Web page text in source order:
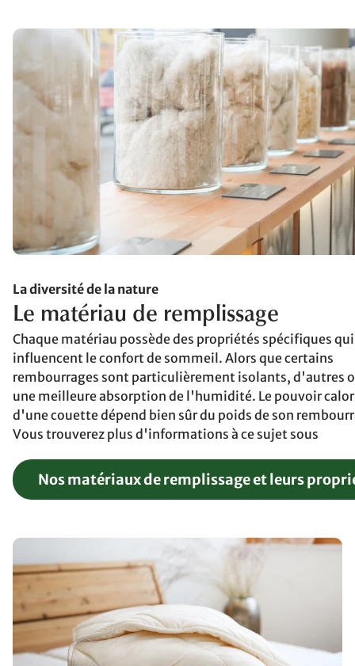
La diversité de la nature
Le matériau de remplissage
Chaque matériau possède des propriétés spécifiques qui
influencent le confort de sommeil. Alors que certains
rembourrages sont particulièrement isolants, d'autres
une meilleure absorption de l'humidité. Le pouvoir
d'une couette dépend bien sûr du poids de son
Vous trouverez plus d'informations à ce sujet sous
Nos matériaux de remplissage et leurs